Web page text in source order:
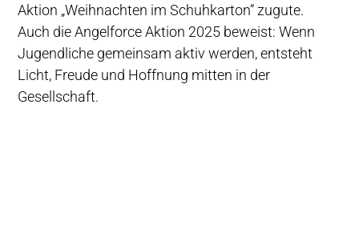
Aktion „Weihnachten im Schuhkarton“ zugute.
Auch die Angelforce Aktion 2025 beweist: Wenn
Jugendliche gemeinsam aktiv werden, entsteht
Licht, Freude und Hoffnung mitten in der
Gesellschaft.​